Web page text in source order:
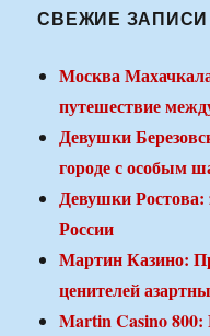
СВЕЖИЕ ЗАПИСИ
Москва
путешествие
Девушки
городе с особым
Девушки
России
Мартин Казино:
ценителей
Martin Casino